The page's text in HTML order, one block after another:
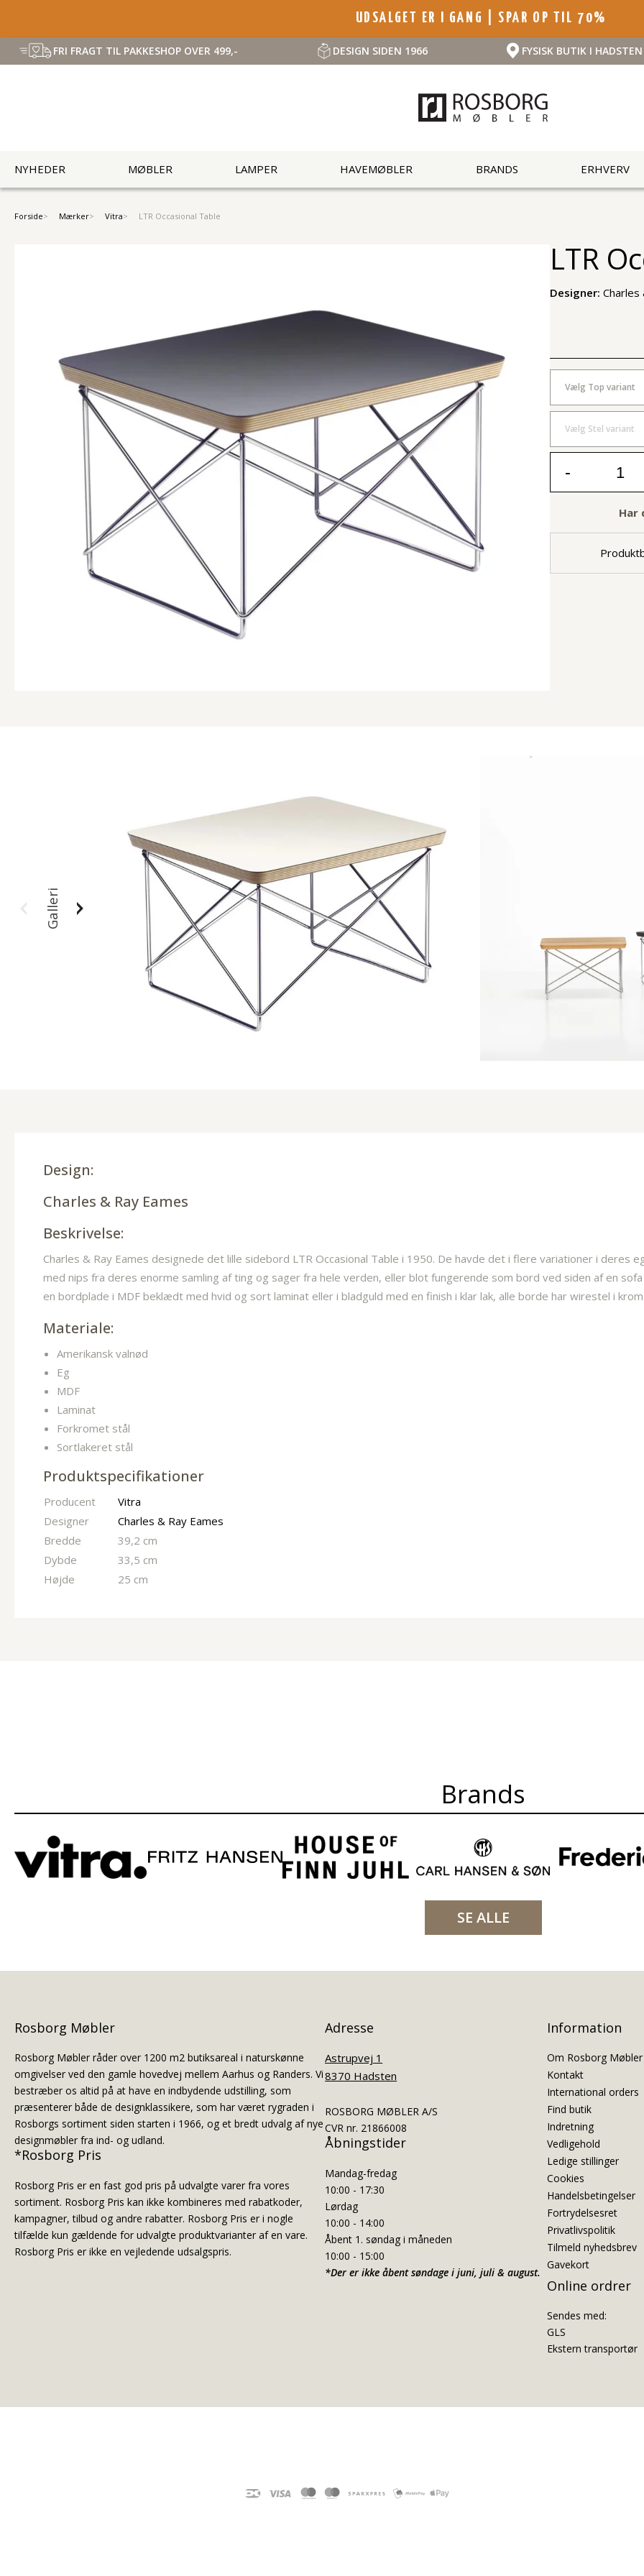
UDSALGET ER I GANG | SPAR OP TIL 70%
FRI FRAGT TIL PAKKESHOP OVER 499,- DESIGN SIDEN 1966 FYSISK BUTIK I HADSTEN
NYHEDER MØBLER LAMPER HAVEMØBLER BRANDS ERHVERV
Forside Mærker Vitra LTR Occasional Table
LTR
Designer:Charles
Vælg Top variant
Vælg Stel variant
-
Har
Galleri
Design:
Charles & Ray Eames
Beskrivelse:
Charles & Ray Eames designede det lille sidebord LTR Occasional Table i 1950. De havde det i flere variationer i
med nips fra deres enorme samling af ting og sager fra hele verden, eller blot fungerende som bord ved siden af en
en bordplade i MDF beklædt med hvid og sort laminat eller i bladguld med en finish i klar lak, alle borde har wirestel i
Materiale:
Amerikansk valnød
Eg
MDF
Laminat
Forkromet stål
Sortlakeret stål
Produktspecifikationer
Producent
Vitra
Designer
Charles & Ray Eames
Bredde
39,2 cm
Dybde
33,5 cm
Højde
25 cm
Brands
SE ALLE
Rosborg Møbler
Rosborg Møbler råder over 1200 m2 butiksareal i naturskønne
omgivelser ved den gamle hovedvej mellem Aarhus og Randers. Vi
bestræber os altid på at have en indbydende udstilling, som
præsenterer både de designklassikere, som har været rygraden i
Rosborgs sortiment siden starten i 1966, og et bredt udvalg af nye
designmøbler fra ind- og udland.
*Rosborg Pris
Rosborg Pris er en fast god pris på udvalgte varer fra vores
sortiment. Rosborg Pris kan ikke kombineres med rabatkoder,
kampagner, tilbud og andre rabatter. Rosborg Pris er i nogle
tilfælde kun gældende for udvalgte produktvarianter af en vare.
Rosborg Pris er ikke en vejledende udsalgspris.
Adresse
Astrupvej 1
8370 Hadsten
ROSBORG MØBLER A/S
CVR nr. 21866008
Åbningstider
Mandag-fredag
10:00 - 17:30
Lørdag
10:00 - 14:00
Åbent 1. søndag i måneden
10:00 - 15:00
*Der er ikke åbent søndage i juni, juli & august.
Information
Om Rosborg Møbler
Kontakt
International orders
Find butik
Indretning
Vedligehold
Ledige stillinger
Cookies
Handelsbetingelser
Fortrydelsesret
Privatlivspolitik
Tilmeld nyhedsbrev
Gavekort
Online ordrer
Sendes med:
GLS
Ekstern transportør